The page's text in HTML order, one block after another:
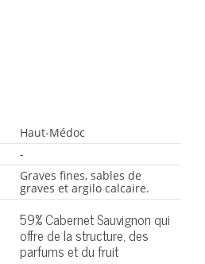
Haut-Médoc
-
Graves fines, sables de
graves et argilo calcaire.
59% Cabernet Sauvignon qui
offre de la structure, des
parfums et du fruit